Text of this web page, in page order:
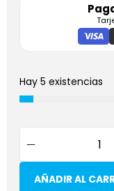
Hay 5 existencias
AÑADIR AL